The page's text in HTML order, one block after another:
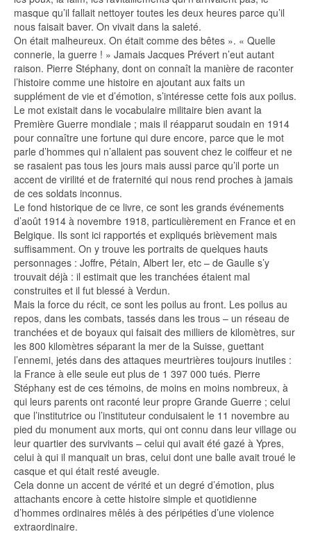
masque qu’il fallait nettoyer toutes les deux heures parce qu’il
nous faisait baver. On vivait dans la saleté.
On était malheureux. On était comme des bêtes ». « Quelle
connerie, la guerre ! » Jamais Jacques Prévert n’eut autant
raison. Pierre Stéphany, dont on connaît la manière de raconter
l’histoire comme une histoire en ajoutant aux faits un
supplément de vie et d’émotion, s’intéresse cette fois aux poilus.
Le mot existait dans le vocabulaire militaire bien avant la
Première Guerre mondiale ; mais il réapparut soudain en 1914
pour connaître une fortune qui dure encore, parce que le mot
parle d’hommes qui n’allaient pas souvent chez le coiffeur et ne
se rasaient pas tous les jours mais aussi parce qu’il porte un
accent de virilité et de fraternité qui nous rend proches à jamais
de ces soldats inconnus.
Le fond historique de ce livre, ce sont les grands événements
d’août 1914 à novembre 1918, particulièrement en France et en
Belgique. Ils sont ici rapportés et expliqués brièvement mais
suffisamment. On y trouve les portraits de quelques hauts
personnages : Joffre, Pétain, Albert Ier, etc – de Gaulle s’y
trouvait déjà : il estimait que les tranchées étaient mal
construites et il fut blessé à Verdun.
Mais la force du récit, ce sont les poilus au front. Les poilus au
repos, dans les combats, tassés dans les trous – un réseau de
tranchées et de boyaux qui faisait des milliers de kilomètres, sur
les 800 kilomètres séparant la mer de la Suisse, guettant
l’ennemi, jetés dans des attaques meurtrières toujours inutiles :
la France à elle seule eut plus de 1 397 000 tués. Pierre
Stéphany est de ces témoins, de moins en moins nombreux, à
qui leurs parents ont raconté leur propre Grande Guerre ; celui
que l’institutrice ou l’instituteur conduisaient le 11 novembre au
pied du monument aux morts, qui ont connu dans leur village ou
leur quartier des survivants – celui qui avait été gazé à Ypres,
celui à qui il manquait un bras, celui dont une balle avait troué le
casque et qui était resté aveugle.
Cela donne un accent de vérité et un degré d’émotion, plus
attachants encore à cette histoire simple et quotidienne
d’hommes ordinaires mêlés à des péripéties d’une violence
extraordinaire.